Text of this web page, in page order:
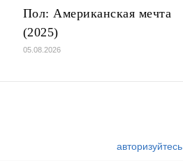
Пол: Американская мечта
(2025)
05.08.2026
авторизуйтесь